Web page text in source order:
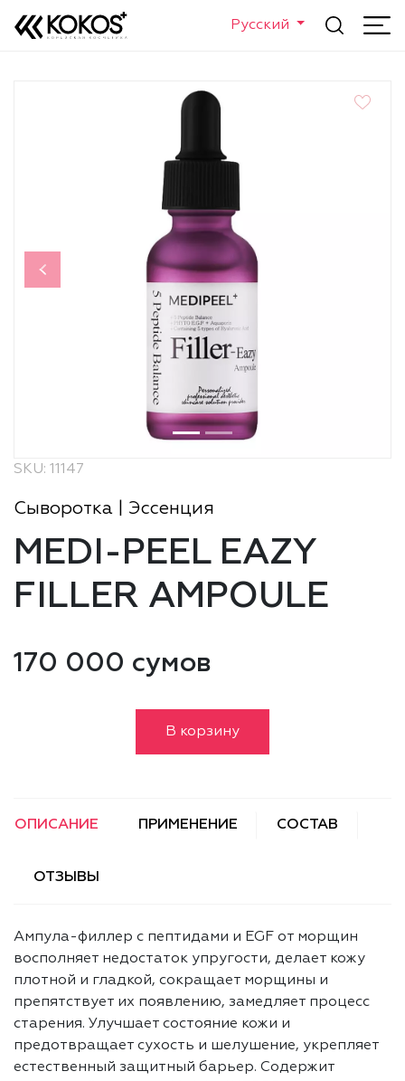
Русский
SKU: 11147
Сыворотка | Эссенция
MEDI-PEEL EAZY
FILLER AMPOULE
170 000 сумов
В корзину
ОПИСАНИЕ ПРИМЕНЕНИЕ СОСТАВ
ОТЗЫВЫ
Ампула-филлер с пептидами и EGF от морщин
восполняет недостаток упругости, делает кожу
плотной и гладкой, сокращает морщины и
препятствует их появлению, замедляет процесс
старения. Улучшает состояние кожи и
предотвращает сухость и шелушение, укрепляет
естественный защитный барьер. Содержит